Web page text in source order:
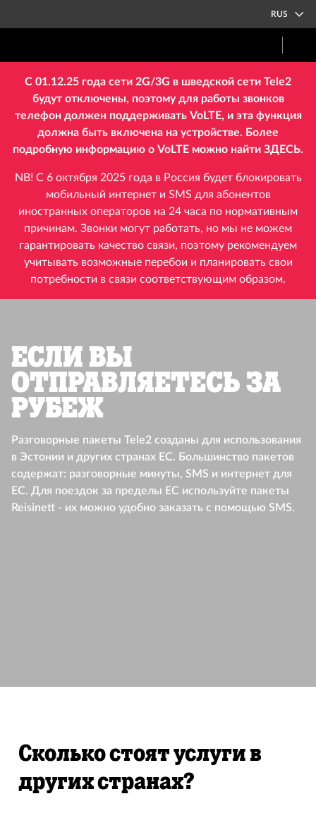
RUS
С 01.12.25 года сети 2G/3G в шведской сети Tele2
будут отключены, поэтому для работы звонков
телефон должен поддерживать VoLTE, и эта функция
должна быть включена на устройстве. Более
подробную информацию о VoLTE можно найти ЗДЕСЬ.
NB! С 6 октября 2025 года в Россия будет блокировать
мобильный интернет и SMS для абонентов
иностранных операторов на 24 часа по нормативным
причинам. Звонки могут работать, но мы не можем
гарантировать качество связи, поэтому рекомендуем
учитывать возможные перебои и планировать свои
потребности в связи соответствующим образом.
Если Вы
отправляетесь за
рубеж
Разговорные пакеты Tele2 созданы для использования
в Эстонии и других странах ЕС. Большинство пакетов
содержат: разговорные минуты, SMS и интернет для
ЕС. Для поездок за пределы ЕС используйте пакеты
Reisinett - их можно удобно заказать с помощью SMS.
Сколько стоят услуги в
других странах?